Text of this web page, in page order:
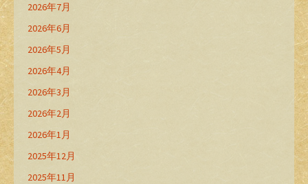
2026年7月
2026年6月
2026年5月
2026年4月
2026年3月
2026年2月
2026年1月
2025年12月
2025年11月